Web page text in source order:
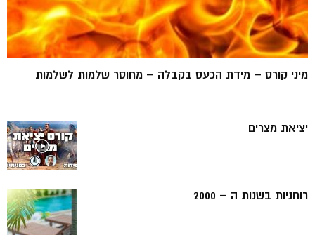
מיני קורס – מידת הכעס בקבלה – מחוסר שלמות לשלמות
יציאת מצרים
רוחניות בשנות ה – 2000